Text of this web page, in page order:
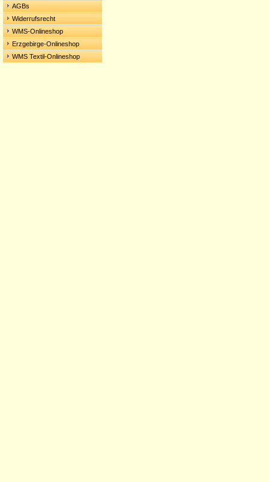
AGBs
Widerrufsrecht
WMS-Onlineshop
Erzgebirge-Onlineshop
WMS Textil-Onlineshop